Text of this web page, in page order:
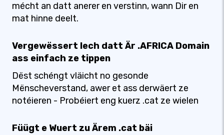
mécht an datt anerer en verstinn, wann Dir en
mat hinne deelt.
Vergewëssert Iech datt Är .AFRICA Domain
ass einfach ze tippen
Dëst schéngt vläicht no gesonde
Mënscheverstand, awer et ass derwäert ze
notéieren - Probéiert eng kuerz .cat ze wielen
Füügt e Wuert zu Ärem .cat bäi